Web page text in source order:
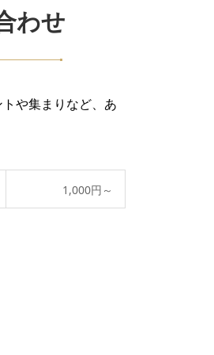
わせ
や集まりなど、あ
1,000円～